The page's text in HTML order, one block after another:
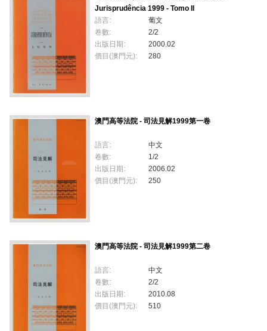
Jurisprudência 1999 - Tomo II
語言:
葡文
卷數:
2/2
出版日期:
2000.02
價目(澳門元):
280
澳門高等法院 - 司法見解1999第一卷
語言:
中文
卷數:
1/2
出版日期:
2006.02
價目(澳門元):
250
澳門高等法院 - 司法見解1999第二卷
語言:
中文
卷數:
2/2
出版日期:
2010.08
價目(澳門元):
510